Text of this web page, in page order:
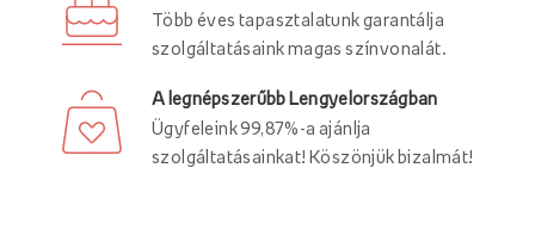
Több éves tapasztalatunk garantálja
szolgáltatásaink magas színvonalát.
A legnépszerűbb Lengyelországban
Ügyfeleink 99,87%-a ajánlja
szolgáltatásainkat! Köszönjük bizalmát!